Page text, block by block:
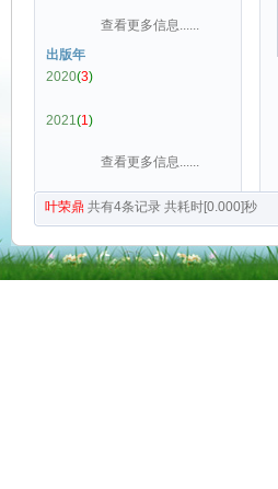
查看更多信息......
出版年
2020(3)
2021(1)
查看更多信息......
叶荣鼎 共有4条记录 共耗时[0.000]秒